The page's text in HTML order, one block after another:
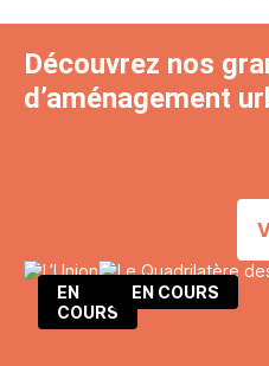
Découvrez nos
d’aménagement
EN
COURS
EN COURS